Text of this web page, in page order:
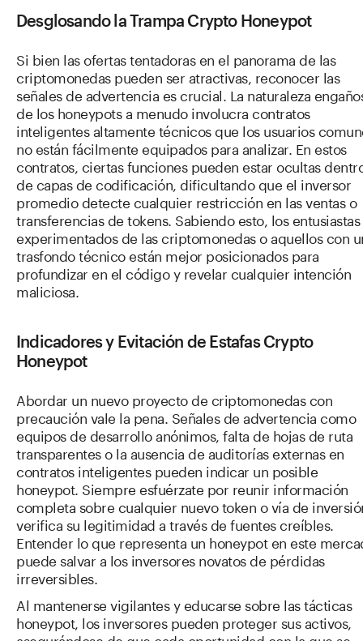
Desglosando la Trampa Crypto Honeypot
Si bien las ofertas tentadoras en el panorama de las
criptomonedas pueden ser atractivas, reconocer las
señales de advertencia es crucial. La naturaleza
de los honeypots a menudo involucra contratos
inteligentes altamente técnicos que los usuarios
no están fácilmente equipados para analizar. En estos
contratos, ciertas funciones pueden estar ocultas
de capas de codificación, dificultando que el inversor
promedio detecte cualquier restricción en las ventas o
transferencias de tokens. Sabiendo esto, los entusiastas
experimentados de las criptomonedas o aquellos con
trasfondo técnico están mejor posicionados para
profundizar en el código y revelar cualquier intención
maliciosa.
Indicadores y Evitación de Estafas Crypto
Honeypot
Abordar un nuevo proyecto de criptomonedas con
precaución vale la pena. Señales de advertencia como
equipos de desarrollo anónimos, falta de hojas de ruta
transparentes o la ausencia de auditorías externas en
contratos inteligentes pueden indicar un posible
honeypot. Siempre esfuérzate por reunir información
completa sobre cualquier nuevo token o vía de
verifica su legitimidad a través de fuentes creíbles.
Entender lo que representa un honeypot en este
puede salvar a los inversores novatos de pérdidas
irreversibles.
Al mantenerse vigilantes y educarse sobre las tácticas
honeypot, los inversores pueden proteger sus activos,